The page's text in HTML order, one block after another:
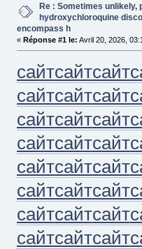
Re : Sometimes unlikely,
hydroxychloroquine
encompass h
« Réponse #1 le: Avril 20, 2026,
сайтсайтсайт
сайтсайтсайт
сайтсайтсайт
сайтсайтсайт
сайтсайтсайт
сайтсайтсайт
сайтсайтсайт
сайтсайтсайт